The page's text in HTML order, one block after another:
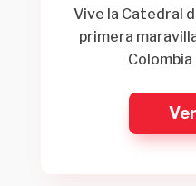
Vive la Catedral
primera
Colombia